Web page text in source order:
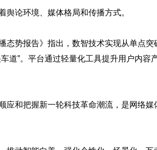
舆论环境、媒体格局和传播方式。
态势报告》指出，数智技术实现从单点突
道”。平台通过轻量化工具提升用户内容
应和把握新一轮科技革命潮流，是网络媒